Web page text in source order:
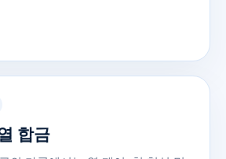
합금